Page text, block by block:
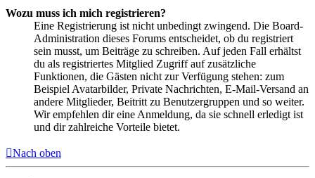
Wozu muss ich mich registrieren?
Eine Registrierung ist nicht unbedingt zwingend. Die Board-
Administration dieses Forums entscheidet, ob du registriert
sein musst, um Beiträge zu schreiben. Auf jeden Fall erhältst
du als registriertes Mitglied Zugriff auf zusätzliche
Funktionen, die Gästen nicht zur Verfügung stehen: zum
Beispiel Avatarbilder, Private Nachrichten, E-Mail-Versand an
andere Mitglieder, Beitritt zu Benutzergruppen und so weiter.
Wir empfehlen dir eine Anmeldung, da sie schnell erledigt ist
und dir zahlreiche Vorteile bietet.
Nach oben